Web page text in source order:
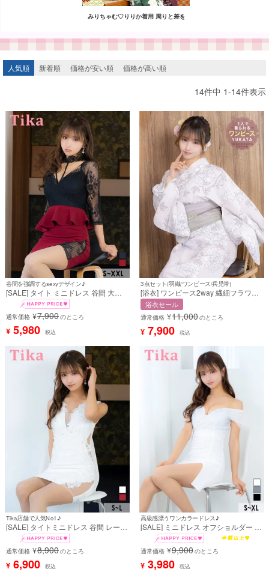
みりちゃむ♡りりか着用 周りと差をつける大人レトロ浴衣👘🌼
人気順 新着順 価格が安い順 価格が高い順
14件中 1-14件表示
谷間を強調するsexyデザイン♪
[SALE] タイト ミニドレス 谷間 大き
いサイズ ブラックレース ストレッチ
袖あり 七分袖 ペプラム チョーカー ラ
ップ風 バイカラー (森脇梨々夏着用)
通常価格 ¥7,900のところ
¥ 5,980 税込
3点セット(羽織/ワンピース/兵児帯)
[浴衣] ワンピース2way 繊細フラワー
古典レトロ モダン ニュアンス くすみ
ピンク 簡単 一人で着れる 3点セット
(森脇梨々夏着用) [tk-ykop24-t003]
浴衣セール
通常価格 ¥11,000のところ
¥ 7,900 税込
Tika店舗で人気No1♪
[SALE] タイトミニドレス 谷間 レース
大人 ノースリーブ ストレッチ くびれ
透け パール付き バストシースルー
(森脇梨々夏着用)
通常価格 ¥8,900のところ
¥ 6,900 税込
高級感漂うワンカラードレス♪
[SALE] ミニドレス オフショルダー キ
ラキラ ストーン ビジュー XL 白 ホワ
イト タイト キャバドレス (森脇梨々
夏着用) [tk-md82291]
通常価格 ¥9,900のところ
¥ 3,980 税込